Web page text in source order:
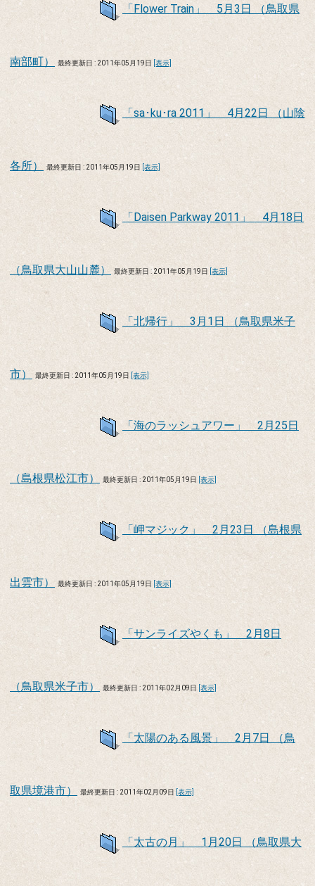
「Flower Train」 5月3日 （鳥取県
南部町） 最終更新日 : 2011年05月19日 [表示]
「sa･ku･ra 2011」 4月22日 （山陰
各所） 最終更新日 : 2011年05月19日 [表示]
「Daisen Parkway 2011」 4月18日
（鳥取県大山山麓） 最終更新日 : 2011年05月19日 [表示]
「北帰行」 3月1日 （鳥取県米子
市） 最終更新日 : 2011年05月19日 [表示]
「海のラッシュアワー」 2月25日
（島根県松江市） 最終更新日 : 2011年05月19日 [表示]
「岬マジック」 2月23日 （島根県
出雲市） 最終更新日 : 2011年05月19日 [表示]
「サンライズやくも」 2月8日
（鳥取県米子市） 最終更新日 : 2011年02月09日 [表示]
「太陽のある風景」 2月7日 （鳥
取県境港市） 最終更新日 : 2011年02月09日 [表示]
「太古の月」 1月20日 （鳥取県大